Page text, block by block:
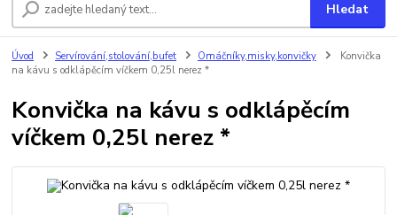
Hledat
Úvod Servírování,stolování,bufet Omáčníky,misky,konvičky
Konvička
na kávu s odklápěcím víčkem 0,25l nerez *
Konvička na kávu s odklápěcím
víčkem 0,25l nerez *